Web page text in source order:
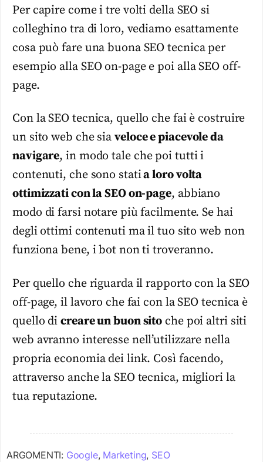
Per capire come i tre volti della SEO si
colleghino tra di loro, vediamo esattamente
cosa può fare una buona SEO tecnica per
esempio alla SEO on-page e poi alla SEO off-
page.
Con la SEO tecnica, quello che fai è costruire
un sito web che sia veloce e piacevole da
navigare, in modo tale che poi tutti i
contenuti, che sono statia loro volta
ottimizzati con la SEO on-page, abbiano
modo di farsi notare più facilmente. Se hai
degli ottimi contenuti ma il tuo sito web non
funziona bene, i bot non ti troveranno.
Per quello che riguarda il rapporto con la SEO
off-page, il lavoro che fai con la SEO tecnica è
quello dicreare un buon sito che poi altri siti
web avranno interesse nell’utilizzare nella
propria economia dei link. Così facendo,
attraverso anche la SEO tecnica, migliori la
tua reputazione.
ARGOMENTI: Google, Marketing, SEO